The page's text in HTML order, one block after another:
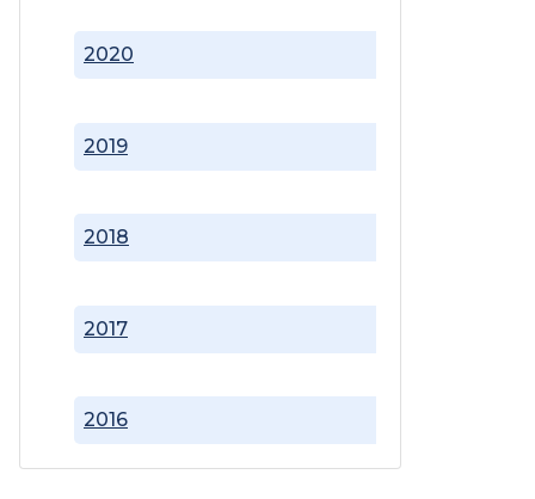
2016
2017
2018
2019
2020